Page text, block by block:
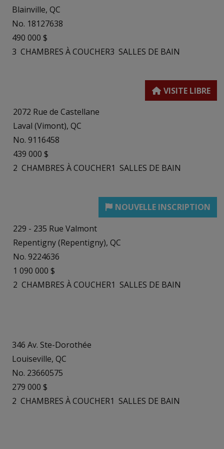
Blainville, QC
No. 18127638
490 000 $
3 CHAMBRES À COUCHER3 SALLES DE BAIN
2072 Rue de Castellane
Laval (Vimont), QC
No. 9116458
439 000 $
2 CHAMBRES À COUCHER1 SALLES DE BAIN
229 - 235 Rue Valmont
Repentigny (Repentigny), QC
No. 9224636
1 090 000 $
2 CHAMBRES À COUCHER1 SALLES DE BAIN
346 Av. Ste-Dorothée
Louiseville, QC
No. 23660575
279 000 $
2 CHAMBRES À COUCHER1 SALLES DE BAIN